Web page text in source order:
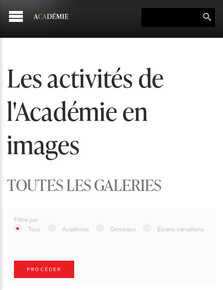
Les activités de
l'Académie en
images
TOUTES LES GALERIES
Filtré par :
Tous
Académie Gémeaux Écrans canadiens
PROCÉDER